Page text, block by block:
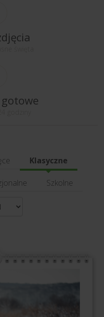
Klasyczne
Szkolne